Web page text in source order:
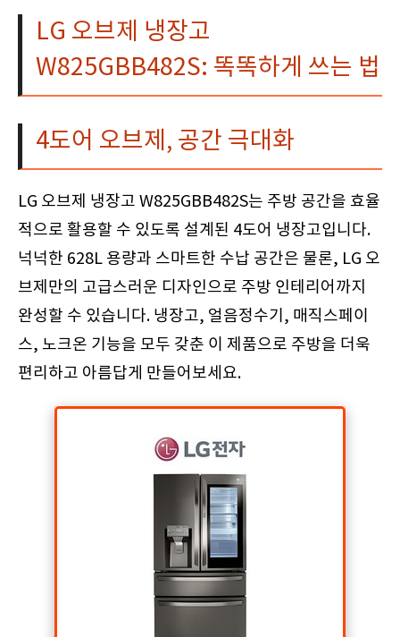
LG 오브제 냉장고
W825GBB482S: 똑똑하게 쓰는 법
4도어 오브제, 공간 극대화
LG 오브제 냉장고 W825GBB482S는 주방 공간을 효율
적으로 활용할 수 있도록 설계된 4도어 냉장고입니다.
넉넉한 628L 용량과 스마트한 수납 공간은 물론, LG 오
브제만의 고급스러운 디자인으로 주방 인테리어까지
완성할 수 있습니다. 냉장고, 얼음정수기, 매직스페이
스, 노크온 기능을 모두 갖춘 이 제품으로 주방을 더욱
편리하고 아름답게 만들어보세요.